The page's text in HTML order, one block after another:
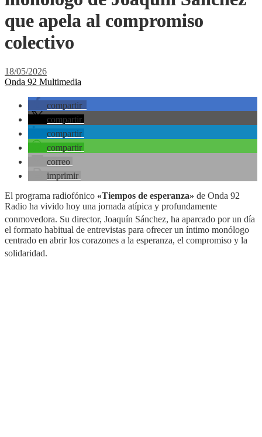
que apela al compromiso
colectivo
18/05/2026
Onda 92 Multimedia
compartir
compartir
compartir
compartir
correo
imprimir
El programa radiofónico «Tiempos de esperanza» de Onda 92
Radio ha vivido hoy una jornada atípica y profundamente
conmovedora. Su director, Joaquín Sánchez, ha aparcado por un día
el formato habitual de entrevistas para ofrecer un íntimo monólogo
centrado en abrir los corazones a la esperanza, el compromiso y la
solidaridad.